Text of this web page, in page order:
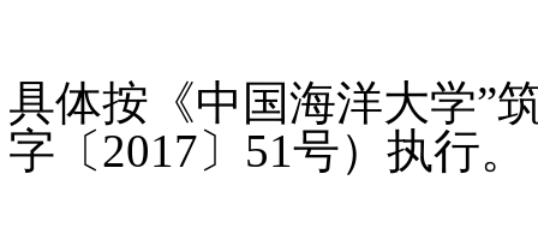
具体按《中国海洋大学”
字〔2017〕51号）执行。